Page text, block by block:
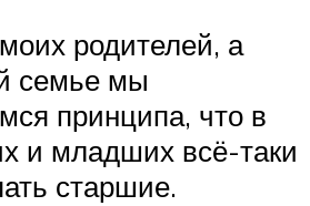
родителей, а
семье мы
принципа, что в
и младших всё-таки
старшие.